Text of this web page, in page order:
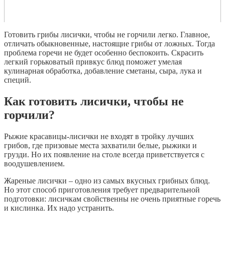
Готовить грибы лисички, чтобы не горчили легко. Главное,
отличать обыкновенные, настоящие грибы от ложных. Тогда
проблема горечи не будет особенно беспокоить. Скрасить
легкий горьковатый привкус блюд поможет умелая
кулинарная обработка, добавление сметаны, сыра, лука и
специй.
Как готовить лисички, чтобы не
горчили?
Рыжие красавицы-лисички не входят в тройку лучших
грибов, где призовые места захватили белые, рыжики и
грузди. Но их появление на столе всегда приветствуется с
воодушевлением.
Жареные лисички – одно из самых вкусных грибных блюд.
Но этот способ приготовления требует предварительной
подготовки: лисичкам свойственны не очень приятные горечь
и кислинка. Их надо устранить.